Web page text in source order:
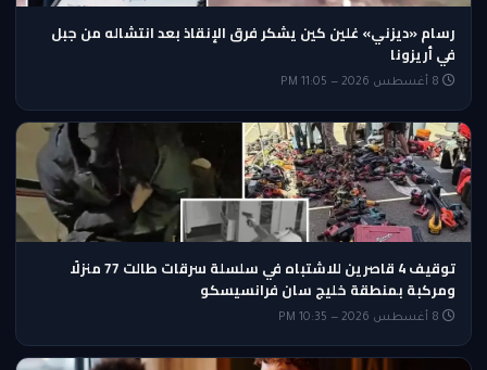
رسام «ديزني» غلين كين يشكر فرق الإنقاذ بعد انتشاله من جبل
في أريزونا
توقيف 4 قاصرين للاشتباه في سلسلة سرقات طالت 77 منزلًا
ومركبة بمنطقة خليج سان فرانسيسكو